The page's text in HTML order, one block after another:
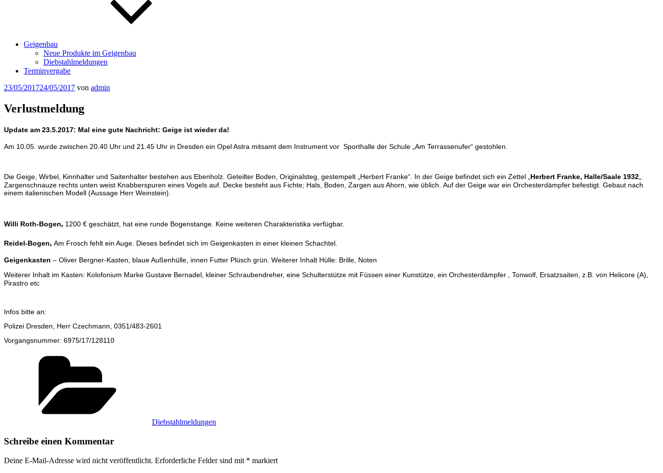
Geigenbau
Neue Produkte im Geigenbau
Diebstahlmeldungen
Terminvergabe
Veröffentlicht
23/05/201724/05/2017 von admin
Verlustmeldung
Update am 23.5.2017: Mal eine gute Nachricht: Geige ist wieder da!
Am 10.05. wurde zwischen 20.40 Uhr und 21.45 Uhr in Dresden ein Opel Astra mitsamt dem Instrument vor Sporthalle der Schule „Am Terrassenufer“ gestohlen.
Die Geige, Wirbel, Kinnhalter und Saitenhalter bestehen aus Ebenholz. Geteilter Boden, Originalsteg, gestempelt „Herbert Franke“. In der Geige befindet sich ein Zettel „ Herbert Franke, Halle/Saale 1932
Zargenschnauze rechts unten weist Knabberspuren eines Vogels auf. Decke besteht aus Fichte; Hals, Boden, Zargen aus Ahorn, wie üblich. Auf der Geige war ein Orchesterdämpfer befestigt. Gebaut nach
einem italienischen Modell (Aussage Herr Weinstein).
Willi Roth-Bogen, 1200 € geschätzt, hat eine runde Bogenstange. Keine weiteren Charakteristika verfügbar.
Reidel-Bogen, Am Frosch fehlt ein Auge. Dieses befindet sich im Geigenkasten in einer kleinen Schachtel.
Geigenkasten – Oliver Bergner-Kasten, blaue Außenhülle, innen Futter Plüsch grün. Weiterer Inhalt Hülle: Brille, Noten
Weiterer Inhalt im Kasten: Kolofonium Marke Gustave Bernadel, kleiner Schraubendreher, eine Schulterstütze mit Füssen einer Kunstütze, ein Orchesterdämpfer , Tonwolf, Ersatzsaiten, z.B. von Helicore (A),
Pirastro etc
Infos bitte an:
Polizei Dresden, Herr Czechmann, 0351/483-2601
Vorgangsnummer: 6975/17/128110
Diebstahlmeldungen
Schreibe einen Kommentar
Deine E-Mail-Adresse wird nicht veröffentlicht. Erforderliche Felder sind mit * markiert